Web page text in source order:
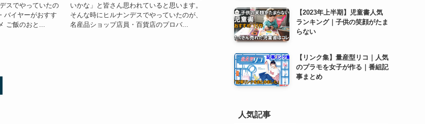
スでやっていたの
バイヤーがおすす
ご飯のおと...
いかな」と皆さん思われていると思います。
そんな時にヒルナンデスでやっていたのが、
名産品ショップ店員・百貨店のプロバ...
【2023年上半期】児童書人気
ランキング｜子供の笑顔がたま
らない
【リンク集】量産型リコ｜人気
のプラモを女子が作る｜番組記
事まとめ
人気記事